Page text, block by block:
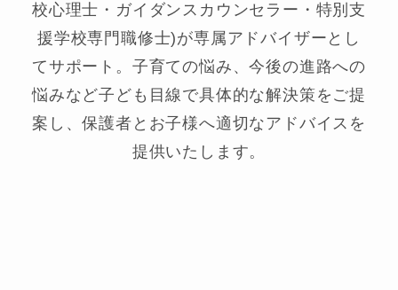
校心理士・ガイダンスカウンセラー・特別支
援学校専門職修士)が専属アドバイザーとし
てサポート。子育ての悩み、今後の進路への
悩みなど子ども目線で具体的な解決策をご提
案し、保護者とお子様へ適切なアドバイスを
提供いたします。